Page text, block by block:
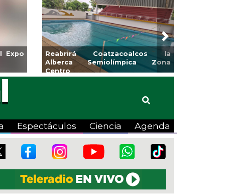
de Veracruz
de Artes “Escena
Aplicará CMAS el
Tandeo durante agosto
Next
Espectáculos Ciencia Agenda